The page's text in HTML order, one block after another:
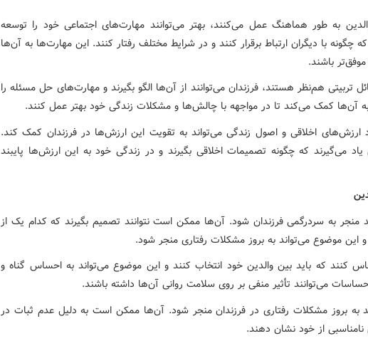
به طور هماهنگ عمل می‌کنند، بهتر می‌توانند مهارت‌های اجتماعی خود را توسعه
چگونه با دیگران ارتباط برقرار کنند و در شرایط مختلف رفتار کنند. این مهارت‌ها به آن‌ها
باشند.
تربیتی هم‌نظر هستند، فرزندان می‌توانند از آن‌ها الگو بگیرند و مهارت‌های حل مسئله را
به آن‌ها کمک می‌کند تا در مواجهه با چالش‌ها و مشکلات زندگی خود بهتر عمل کنند.
ارزش‌های اخلاقی و اصول زندگی می‌تواند به تقویت این ارزش‌ها در فرزندان کمک کند.
می‌گیرند که چگونه تصمیمات اخلاقی بگیرند و در زندگی خود به این ارزش‌ها پایبند
منجر به سردرگمی فرزندان شود. آن‌ها ممکن است نتوانند تصمیم بگیرند که کدام یک از
و این موضوع می‌تواند به بروز مشکلات رفتاری منجر شود.
کنند که باید بین والدین خود انتخاب کنند و این موضوع می‌تواند به احساس گناه و
می‌توانند تأثیر منفی بر روی سلامت روانی آن‌ها داشته باشند.
به بروز مشکلات رفتاری در فرزندان منجر شود. آن‌ها ممکن است به دلیل عدم ثبات در
نامناسبی از خود نشان دهند.